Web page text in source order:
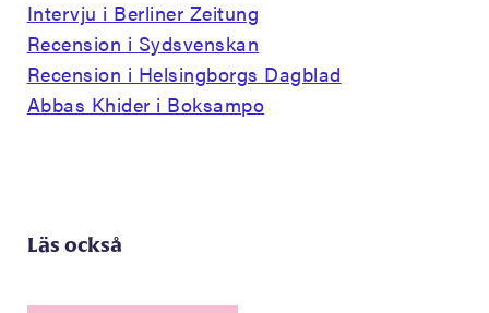
Intervju i Berliner Zeitung
Recension i Sydsvenskan
Recension i Helsingborgs Dagblad
Abbas Khider i Boksampo
Läs också